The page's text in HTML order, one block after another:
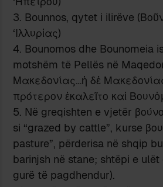
3. Bounnos, qytet i ilirëve
‘Ιλλυρἰας)
4. Bounomos dhe Bounomeia
motshëm të Pellës në
Μακεδονίας…ἡ δἐ
πρότερον ἐκαλεῖτο καἰ
5. Në greqishten e vjetër
si “grazed by cattle”, kurse
pasture”, përderisa në shqip
barinjsh në stane; shtëpi e
gurë të pagdhendur).